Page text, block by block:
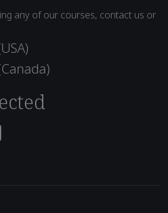
any of our courses, contact us or